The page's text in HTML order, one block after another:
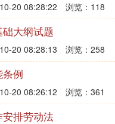
20 08:28:22 浏览：118
大纲试题
20 08:28:13 浏览：258
例
20 08:26:12 浏览：361
排劳动法